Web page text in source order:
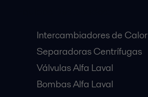
Intercambiadores de Calor
Separadoras Centrífugas
Válvulas Alfa Laval
Bombas Alfa Laval